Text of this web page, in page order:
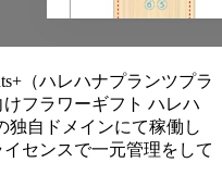
（ハレハナプランツプラ
フラワーギフト ハレハ
独自ドメインにて稼働し
センスで一元管理をして